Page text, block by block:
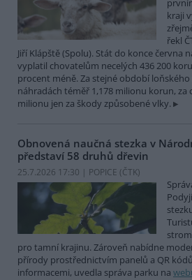
kraji
řekl
Jiří Klápště (Spolu). Stát do konce června
vyplatil chovatelům necelých 436 200
procent méně. Za stejné období
náhradách téměř 1,178 milionu korun, za
milionu jen za škody způsobené vlky.
Obnovená naučná stezka v
představí 58 druhů dřevin
25.7.2026 17:30 | POPICE (ČTK)
pro tamní krajinu. Zároveň nabídne
přírody prostřednictvím panelů a QR
informacemi, uvedla správa parku na